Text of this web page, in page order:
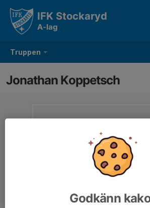
Truppen
IFK Stockaryd
A-lag
Jonathan Koppetsch
Godkänn